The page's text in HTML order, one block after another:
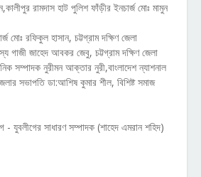
রামদাস হাট পুলিশ ফাঁড়ীর ইনচার্জ মোঃ মামুন
মোঃ রফিকুল হাসান, চট্টগ্রাম দক্ষিণ জেলা
গাজী জাহেদ আবকর জেবু, চট্টগ্রাম দক্ষিণ জেলা
সম্পাদক নুরীমন আক্তার নুরী,বাংলাদেশ ন্যাশনাল
সভাপতি ডা:আশিষ কুমার শীল, বিশিষ্ট সমাজ
- যুবলীগের সাধারণ সম্পাদক (শাহেদ এমরান শহিদ)